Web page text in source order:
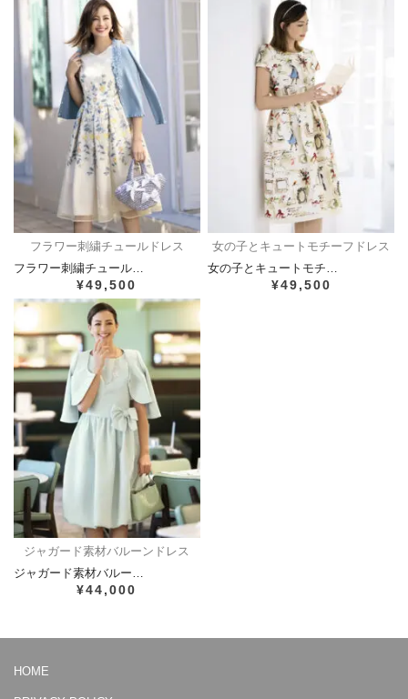
フラワー刺繍チュールドレス
フラワー刺繍チュール…
¥49,500
女の子とキュートモチーフドレス
女の子とキュートモチ…
¥49,500
ジャガード素材バルーンドレス
ジャガード素材バルー…
¥44,000
HOME